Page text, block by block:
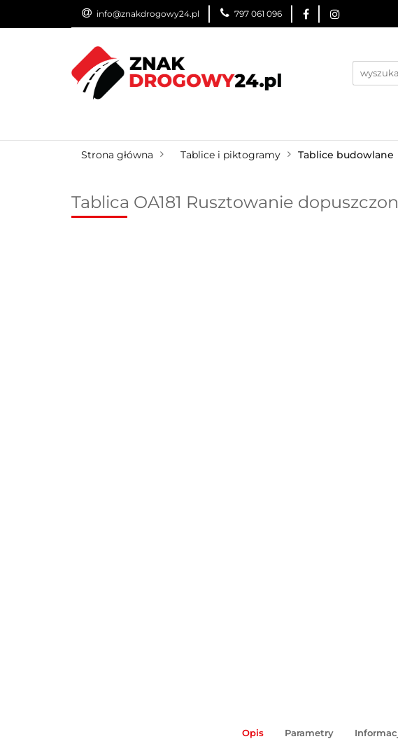
info@znakdrogowy24.pl 797 061 096
ZNAKI DROGOWE URZĄDZENIA
Strona główna Tablice i piktogramy Tablice budowlane
Tablica OA181 Rusztowanie
Opis Parametry